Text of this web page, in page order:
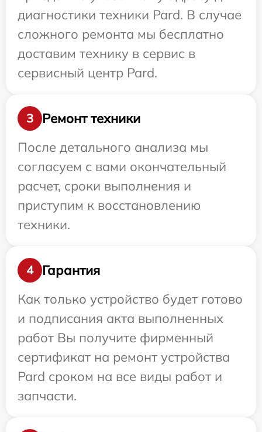
диагностики техники Pard. В случае
сложного ремонта мы бесплатно
доставим технику в сервис в
сервисный центр Pard.
3
Ремонт техники
После детального анализа мы
согласуем с вами окончательный
расчет, сроки выполнения и
приступим к восстановлению
техники.
4
Гарантия
Как только устройство будет готово
и подписания акта выполненных
работ Вы получите фирменный
сертификат на ремонт устройства
Pard сроком на все виды работ и
запчасти.